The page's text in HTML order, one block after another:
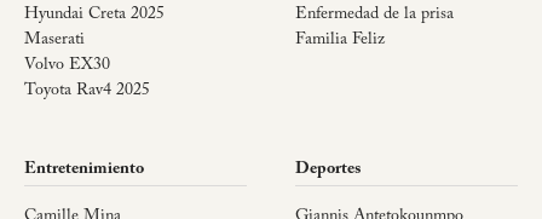
Hyundai Creta 2025
Maserati
Volvo EX30
Toyota Rav4 2025
Enfermedad de la prisa
Familia Feliz
Entretenimiento Deportes